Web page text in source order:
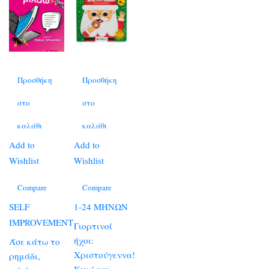
Προσθήκη
στο
καλάθι
Add to
Wishlist
Compare
SELF
IMPROVEMENT
Άσε κάτω το
ρημάδι,
Προσθήκη
στο
καλάθι
Add to
Wishlist
Compare
1-24 ΜΗΝΩΝ
Γιορτινοί
ήχοι:
Χριστούγεννα!